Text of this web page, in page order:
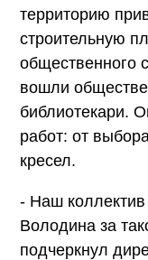
территорию
строительную
общественного
вошли
библиотекари.
работ: от
кресел.
- Наш
Володина за
подчеркнул